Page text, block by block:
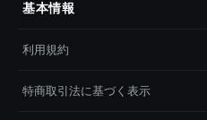
基本情報
利用規約
特商取引法に基づく表示